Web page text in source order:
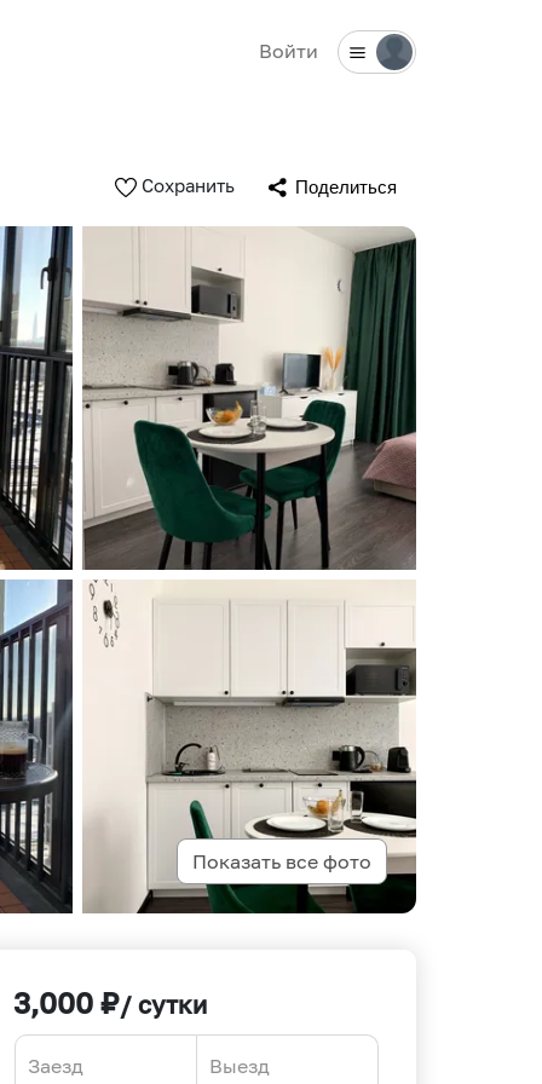
Войти
Сохранить Поделиться
Показать все фото
3,000 ₽/ сутки